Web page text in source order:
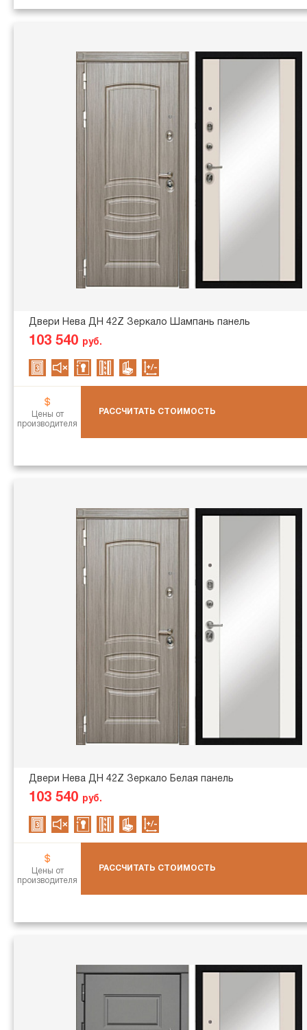
Двери Нева ДН 42Z Зеркало Шампань панель
103 540 руб.
Цены от
производителя
РАССЧИТАТЬ СТОИМОСТЬ
Двери Нева ДН 42Z Зеркало Белая панель
103 540 руб.
Цены от
производителя
РАССЧИТАТЬ СТОИМОСТЬ